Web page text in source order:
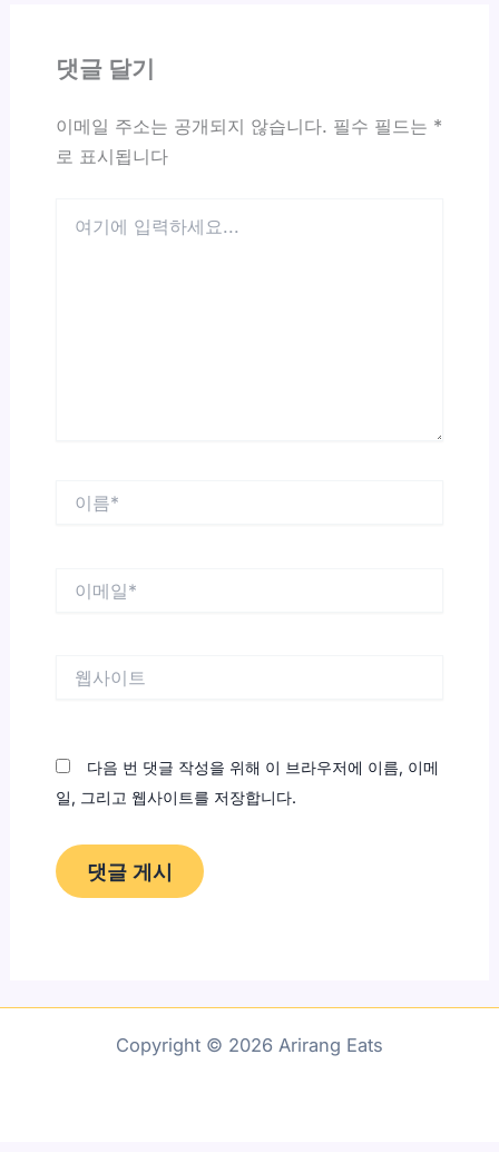
댓글 달기
이메일 주소는 공개되지 않습니다. 필수 필드는 *
로 표시됩니다
다음 번 댓글 작성을 위해 이 브라우저에 이름, 이메
일, 그리고 웹사이트를 저장합니다.
Copyright © 2026 Arirang Eats